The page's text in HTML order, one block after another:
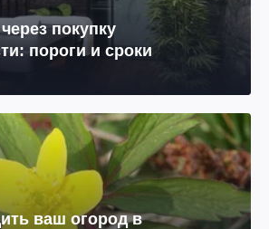
покупку
пороги и сроки
ваш огород в